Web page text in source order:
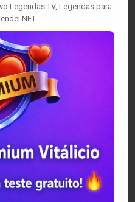
Legendas.TV, Legendas para